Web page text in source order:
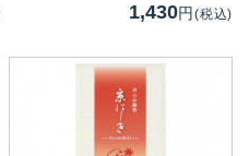
1,430円(税込)